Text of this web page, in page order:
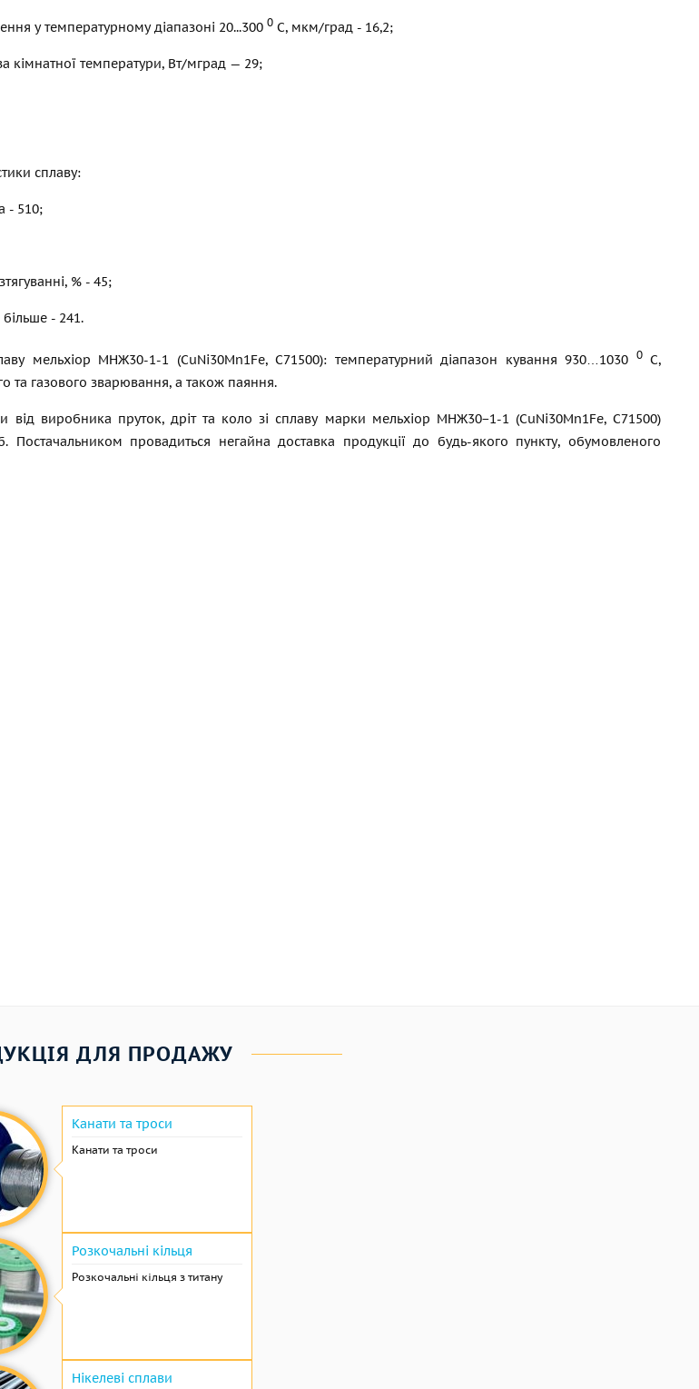
у температурному діапазоні 20...300 0 С, мкм/град - 16,2;
кімнатної температури, Вт/мград — 29;
сплаву:
- 510;
% - 45;
більше - 241.
мельхіор МНЖ30-1-1 (CuNi30Mn1Fe, C71500): температурний діапазон кування 930…1030 0С,
та газового зварювання, а також паяння.
від виробника пруток, дріт та коло зі сплаву марки мельхіор МНЖ30−1-1 (CuNi30Mn1Fe, C71500)
Постачальником провадиться негайна доставка продукції до будь-якого пункту, обумовленого
ДЛЯ ПРОДАЖУ
Канати та троси
Канати та троси
Розкочальні кільця
Розкочальні кільця з титану
Нікелеві сплави